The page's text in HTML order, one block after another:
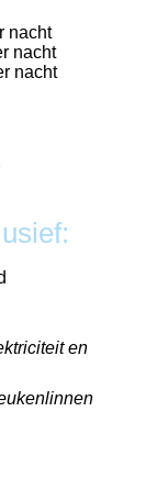
nacht
nacht
nacht
en